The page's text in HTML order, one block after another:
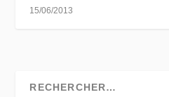
15/06/2013